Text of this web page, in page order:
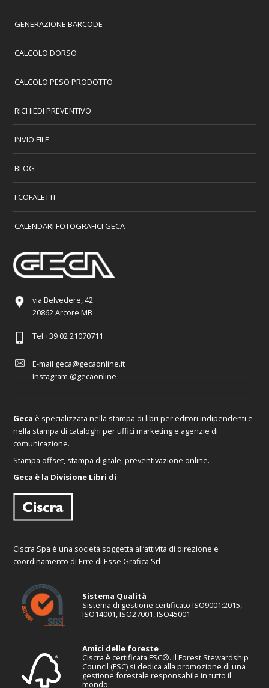
GENERAZIONE BARCODE
CALCOLO DORSO
CALCOLO PESO PRODOTTO
RICHIEDI PREVENTIVO
INVIO FILE
BLOG
I COFALETTI
CALENDARI FOTOGRAFICI GECA
via Belvedere, 42
20862 Arcore MB
Tel +39 02 21070711
E-mail geca@gecaonline.it
Instagram @gecaonline
Geca è specializzata nella stampa di libri per editori indipendenti e
nella stampa di cataloghi per uffici marketing e agenzie di
comunicazione.
Stampa offset, stampa digitale, preventivazione online.
Geca è la Divisione Libri di
Ciscra Spa è una società soggetta all’attività di direzione e
coordinamento di Erre di Esse Grafica Srl
Sistema Qualità
Sistema di gestione certificato ISO9001:2015,
ISO14001, ISO27001, ISO45001
Amici delle foreste
Ciscra è certificata FSC®. Il Forest Stewardship
Council (FSC) si dedica alla promozione di una
gestione forestale responsabile in tutto il
mondo.